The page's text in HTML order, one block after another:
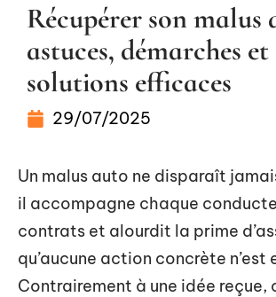
Récupérer son malus
astuces, démarches et
solutions efficaces
29/07/2025
Un malus auto ne disparaît
il accompagne chaque
contrats et alourdit la prime
qu’aucune action concrète n’est
Contrairement à une idée reçue,